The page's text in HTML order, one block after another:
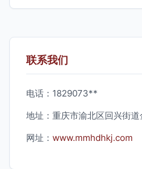
联系我们
电话：1829073**
地址：重庆市渝北区回兴街
网址： www.mmhdhkj.com